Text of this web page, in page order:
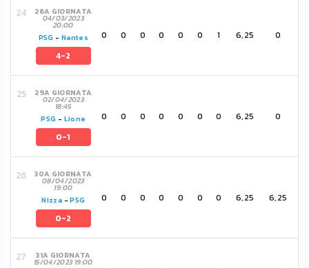
26A GIORNATA
04/03/2023
20:00
PSG - Nantes
4-2
0 0 0 0 0 0 1 6,25 0
29A GIORNATA
02/04/2023
18:45
PSG - Lione
0-1
0 0 0 0 0 0 0 6,25 0
30A GIORNATA
08/04/2023
19:00
Nizza -PSG
0-2
0 0 0 0 0 0 0 6,25 6,25
31A GIORNATA
15/04/2023 19:00